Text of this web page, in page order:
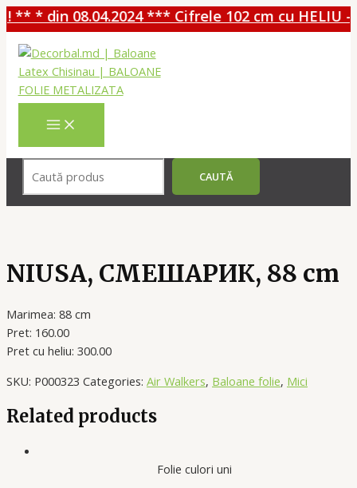
** * din 08.04.2024 *** Cifrele 102 cm cu HELIU -
Перейти
содержимому
MAIN
MENU
CAUTĂ
NIUSA, СМЕШАРИК, 88 cm
Marimea: 88 cm
Pret: 160.00
Pret cu heliu: 300.00
SKU: P000323 Categories: Air Walkers, Baloane folie, Mici
Related products
Folie culori uni